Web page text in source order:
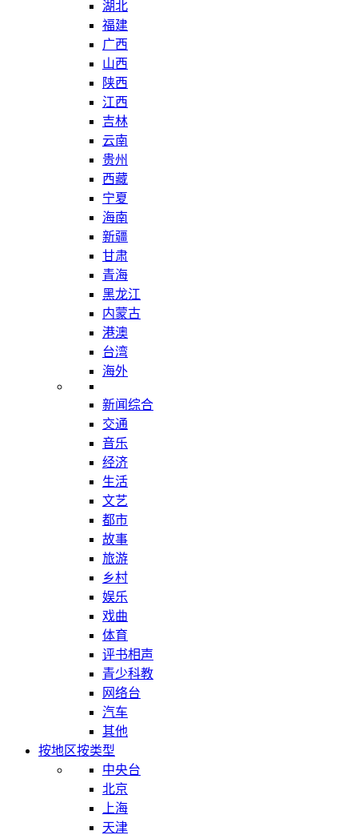
湖北
福建
广西
山西
陕西
江西
吉林
云南
贵州
西藏
宁夏
海南
新疆
甘肃
青海
黑龙江
内蒙古
港澳
台湾
海外
新闻综合
交通
音乐
经济
生活
文艺
都市
故事
旅游
乡村
娱乐
戏曲
体育
评书相声
青少科教
网络台
汽车
其他
按地区按类型
中央台
北京
上海
天津